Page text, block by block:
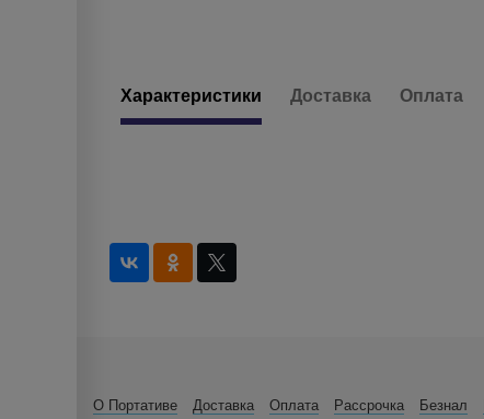
Характеристики Доставка Оплата
О Портативе Доставка Оплата Рассрочка Безнал